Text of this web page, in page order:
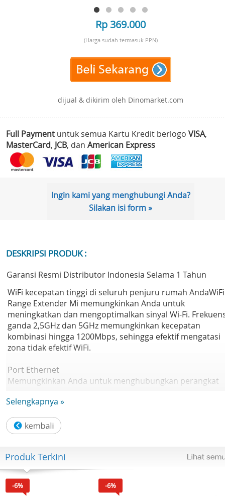
Rp 369.000
(Harga sudah termasuk PPN)
dijual & dikirim oleh Dinomarket.com
Full Payment untuk semua Kartu Kredit berlogo VISA,
MasterCard, JCB, dan American Express
Ingin kami yang menghubungi Anda?
Silakan isi form »
DESKRIPSI PRODUK :
Garansi Resmi Distributor Indonesia Selama 1 Tahun
WiFi kecepatan tinggi di seluruh penjuru rumah AndaWiFi
Range Extender Mi memungkinkan Anda untuk
meningkatkan dan mengoptimalkan sinyal Wi-Fi.
ganda 2,5GHz dan 5GHz memungkinkan kecepatan
kombinasi hingga 1200Mbps, sehingga efektif mengatasi
zona tidak efektif WiFi.
Port Ethernet
Memungkinkan Anda untuk menghubungkan perangkat
Dengan indikasi kode warna sederhana, lampu indikator
dapat membantu Anda menemukan lokasi terbaik untuk
jangkauan yang optimal.
Membuat hotspot Anda sendiri
Dengan mode Access Point, Anda cukup
extender ke router dan mengubah koneksi internet kabel
Selengkapnya »
Produk Terkini
-6% -6%